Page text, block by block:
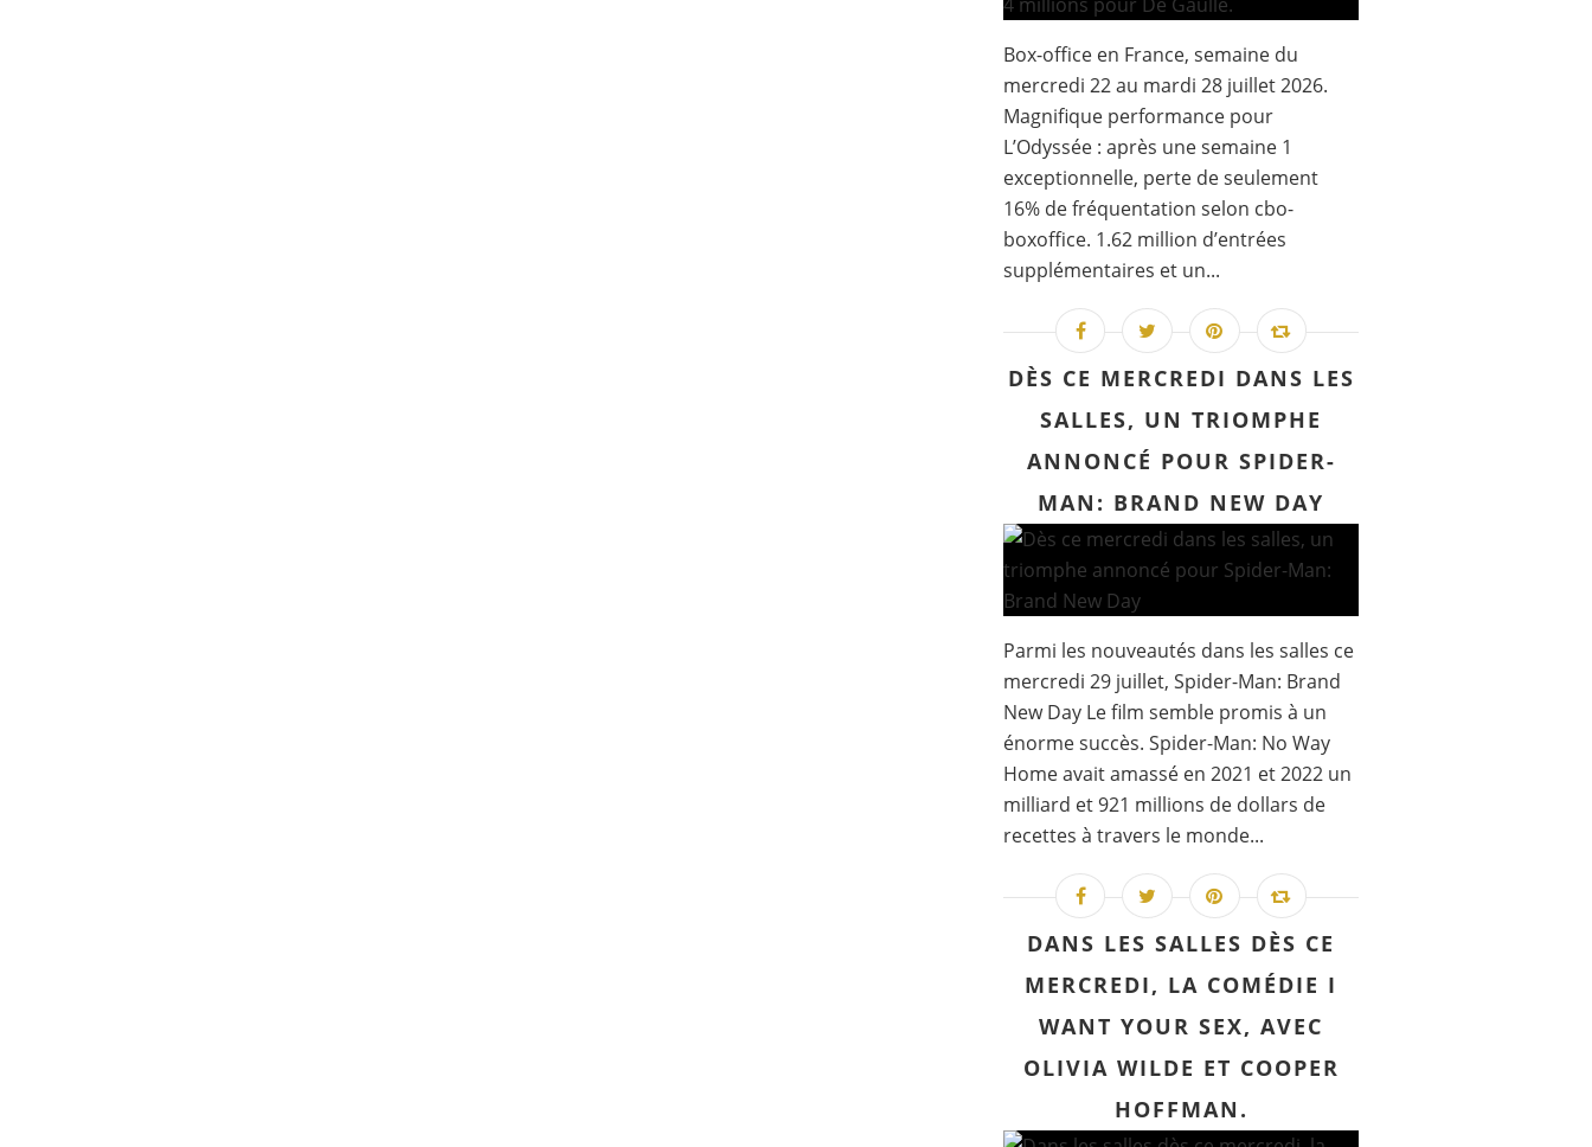
Box-office en France, semaine du
mercredi 22 au mardi 28 juillet 2026.
Magnifique performance pour
L’Odyssée : après une semaine 1
exceptionnelle, perte de seulement
16% de fréquentation selon cbo-
boxoffice. 1.62 million d’entrées
supplémentaires et un...
DÈS CE MERCREDI DANS LES
SALLES, UN TRIOMPHE
ANNONCÉ POUR SPIDER-
MAN: BRAND NEW DAY
Parmi les nouveautés dans les salles ce
mercredi 29 juillet, Spider-Man: Brand
New Day Le film semble promis à un
énorme succès. Spider-Man: No Way
Home avait amassé en 2021 et 2022 un
milliard et 921 millions de dollars de
recettes à travers le monde...
DANS LES SALLES DÈS CE
MERCREDI, LA COMÉDIE I
WANT YOUR SEX, AVEC
OLIVIA WILDE ET COOPER
HOFFMAN.